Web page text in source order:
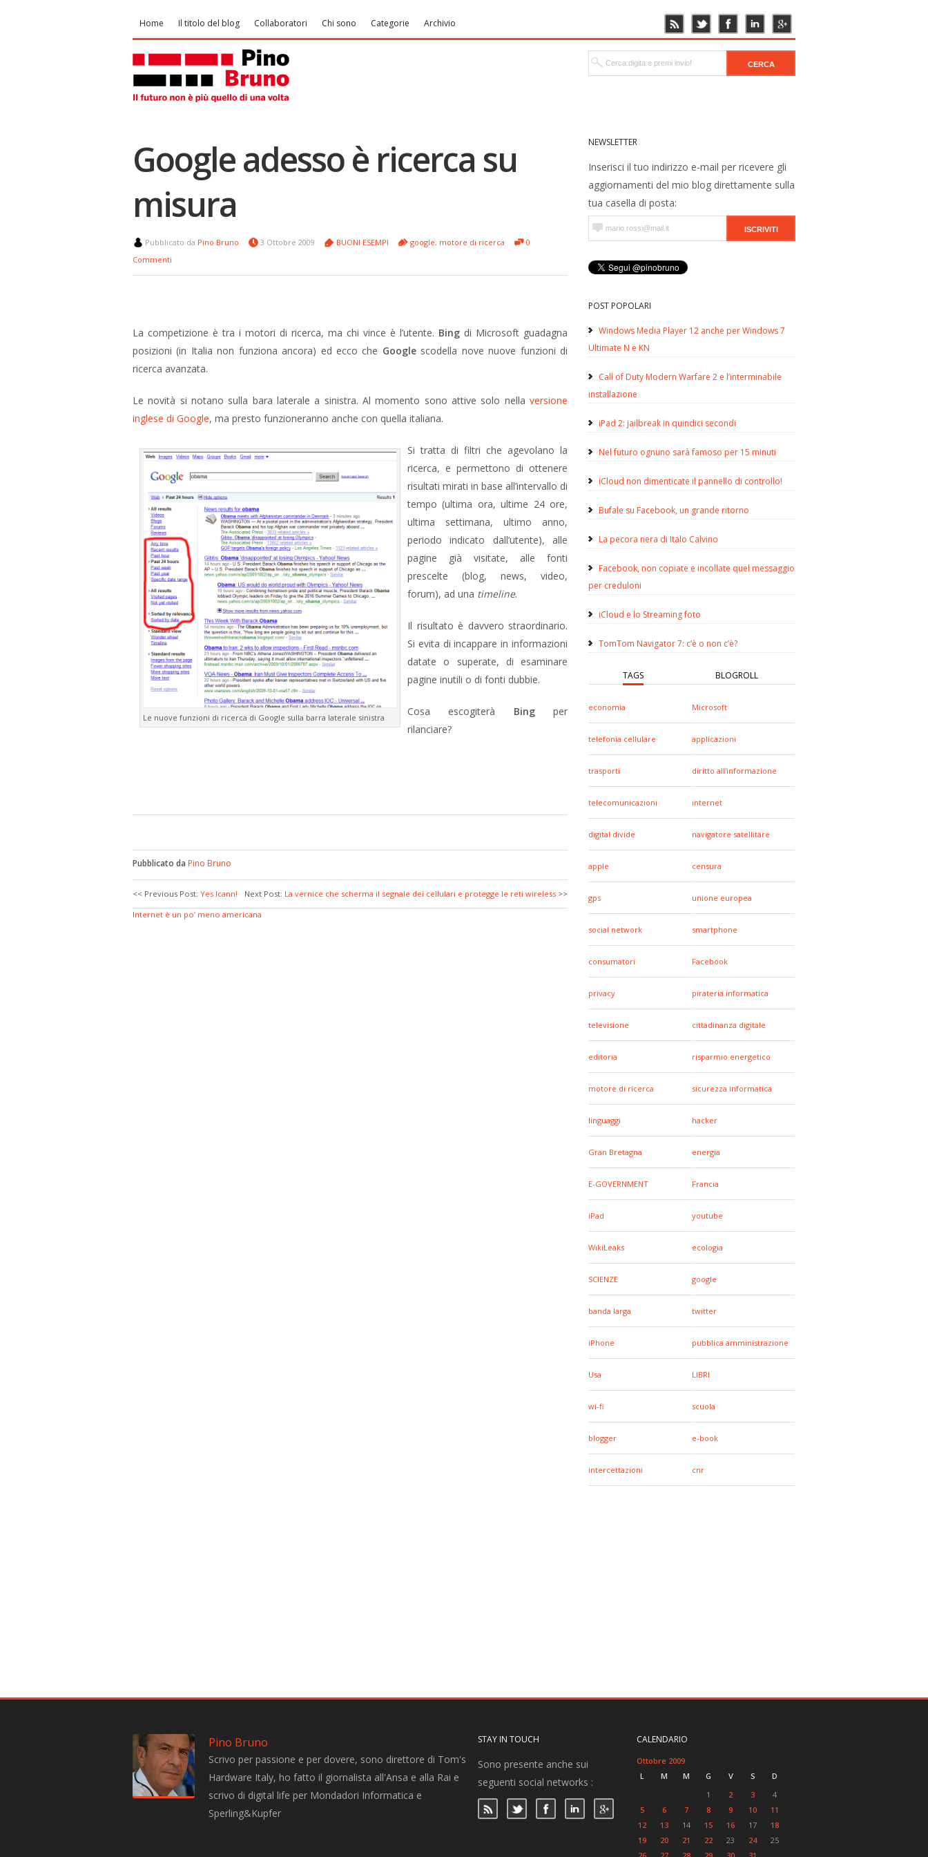
Home Il titolo del blog Collaboratori Chi sono Categorie Archivio
NEWSLETTER
Inserisci il tuo indirizzo e-mail per ricevere gli
aggiornamenti del mio blog direttamente sulla
tua casella di posta:
POST POPOLARI
Windows Media Player 12 anche per Windows 7
Ultimate N e KN
Call of Duty Modern Warfare 2 e l’interminabile
installazione
iPad 2: jailbreak in quindici secondi
Nel futuro ognuno sarà famoso per 15 minuti
iCloud non dimenticate il pannello di controllo!
Bufale su Facebook, un grande ritorno
La pecora nera di Italo Calvino
Facebook, non copiate e incollate quel messaggio
per creduloni
iCloud e lo Streaming foto
TomTom Navigator 7: c’è o non c’è?
TAGS BLOGROLL
economia Microsoft
telefonia cellulare applicazioni
trasporti diritto all'informazione
telecomunicazioni internet
digital divide navigatore satellitare
apple censura
gps unione europea
social network smartphone
consumatori Facebook
privacy pirateria informatica
televisione cittadinanza digitale
editoria risparmio energetico
motore di ricerca sicurezza informatica
linguaggi hacker
Gran Bretagna energia
E-GOVERNMENT Francia
iPad youtube
WikiLeaks ecologia
SCIENZE google
banda larga twitter
iPhone pubblica amministrazione
Usa LIBRI
wi-fi scuola
blogger e-book
intercettazioni cnr
Google adesso è ricerca su
misura
Pubblicato da Pino Bruno 3 Ottobre 2009 BUONI ESEMPI google, motore di ricerca
0
Commenti
La competizione è tra i motori di ricerca, ma chi vince è l’utente. Bing di Microsoft guadagna
posizioni (in Italia non funziona ancora) ed ecco che Googlescodella nove nuove funzioni di
ricerca avanzata.
Le novità si notano sulla bara laterale a sinistra. Al momento sono attive solo nella versione
inglese di Google, ma presto funzioneranno anche con quella italiana.
Le nuove funzioni di ricerca di Google sulla barra laterale sinistra
Si tratta di filtri che agevolano la
ricerca, e permettono di ottenere
risultati mirati in base all’intervallo di
tempo (ultima ora, ultime 24 ore,
ultima settimana, ultimo anno,
periodo indicato dall’utente), alle
pagine già visitate, alle fonti
prescelte (blog, news, video,
forum), ad una timeline.
Il risultato è davvero straordinario.
Si evita di incappare in informazioni
datate o superate, di esaminare
pagine inutili o di fonti dubbie.
Cosa escogiterà Bingper
rilanciare?
Pubblicato da Pino Bruno
Next Post: La vernice che scherma il segnale dei cellulari e protegge le reti wireless >>
<< Previous Post: Yes Icann!
Internet è un po’ meno americana
Pino Bruno
Scrivo per passione e per dovere, sono direttore di Tom's
Hardware Italy, ho fatto il giornalista all'Ansa e alla Rai e
scrivo di digital life per Mondadori Informatica e
Sperling&Kupfer
STAY IN TOUCH
Sono presente anche sui
seguenti social networks :
CALENDARIO
Ottobre 2009
L
M M G V S
D
1
2 3
4
5
6 7 8 9 10
11
12
13 14 15 16 17
18
19
20 21 22 23 24
25